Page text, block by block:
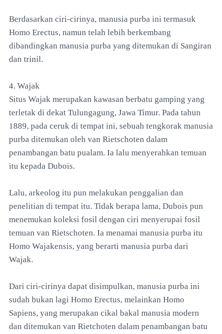
Berdasarkan ciri-cirinya, manusia purba ini termasuk
Homo Erectus, namun telah lebih berkembang
dibandingkan manusia purba yang ditemukan di Sangiran
dan trinil.
4. Wajak
Situs Wajak merupakan kawasan berbatu gamping yang
terletak di dekat Tulungagung, Jawa Timur. Pada tahun
1889, pada ceruk di tempat ini, sebuah tengkorak manusia
purba ditemukan oleh van Rietschoten dalam
penambangan batu pualam. Ia lalu menyerahkan temuan
itu kepada Dubois.
Lalu, arkeolog itu pun melakukan penggalian dan
penelitian di tempat itu. Tidak berapa lama, Dubois pun
menemukan koleksi fosil dengan ciri menyerupai fosil
temuan van Rietschoten. Ia menamai manusia purba itu
Homo Wajakensis, yang berarti manusia purba dari
Wajak.
Dari ciri-cirinya dapat disimpulkan, manusia purba ini
sudah bukan lagi Homo Erectus, melainkan Homo
Sapiens, yang merupakan cikal bakal manusia modern
dan ditemukan van Rietchoten dalam penambangan batu